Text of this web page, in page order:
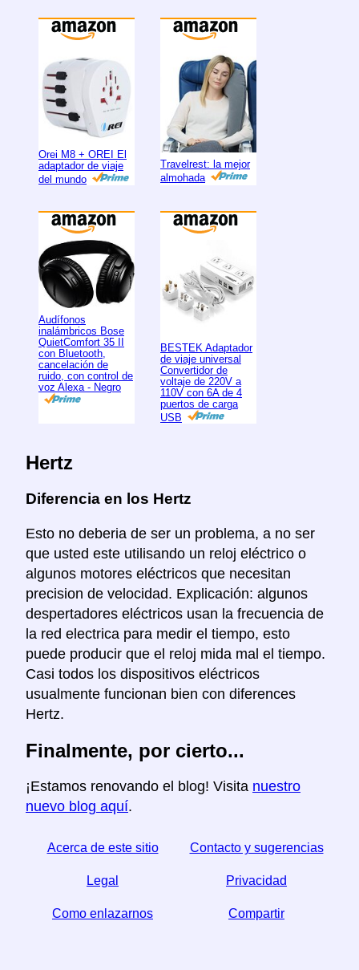
Orei M8 + OREI El
adaptador de viaje
del mundo
Travelrest: la mejor
almohada
Audífonos
inalámbricos Bose
QuietComfort 35 II
con Bluetooth,
cancelación de
ruido, con control de
voz Alexa - Negro
BESTEK Adaptador
de viaje universal
Convertidor de
voltaje de 220V a
110V con 6A de 4
puertos de carga
USB
Hertz
Diferencia en los Hertz
Esto no deberia de ser un problema, a no ser
que usted este utilisando un reloj eléctrico o
algunos motores eléctricos que necesitan
precision de velocidad. Explicación: algunos
despertadores eléctricos usan la frecuencia de
la red electrica para medir el tiempo, esto
puede producir que el reloj mida mal el tiempo.
Casi todos los dispositivos eléctricos
usualmente funcionan bien con diferences
Hertz.
Finalmente, por cierto...
¡Estamos renovando el blog! Visita nuestro
nuevo blog aquí.
Acerca de este sitio Contacto y sugerencias
Legal Privacidad
Como enlazarnos Compartir